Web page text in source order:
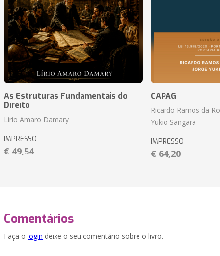
As Estruturas Fundamentais do
Direito
Lírio Amaro Damary
IMPRESSO
€ 49,54
CAPAG
Ricardo Ramos da
Yukio Sangara
IMPRESSO
€ 64,20
Comentários
Faça o login deixe o seu comentário sobre o livro.